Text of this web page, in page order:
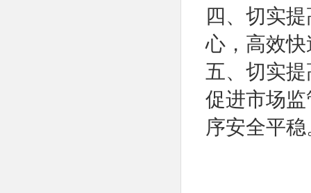
四、切实
心，高效
五、切实提
促进市场
序安全平稳